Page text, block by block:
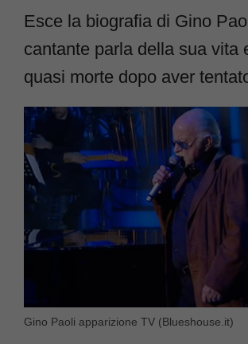
Esce la biografia di Gino
cantante parla della sua vita
quasi morte dopo aver
Gino Paoli apparizione TV (Blueshouse.it)